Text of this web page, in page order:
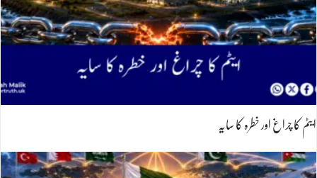
ایٹم کا چراغ اور خطرہ کا سایہ